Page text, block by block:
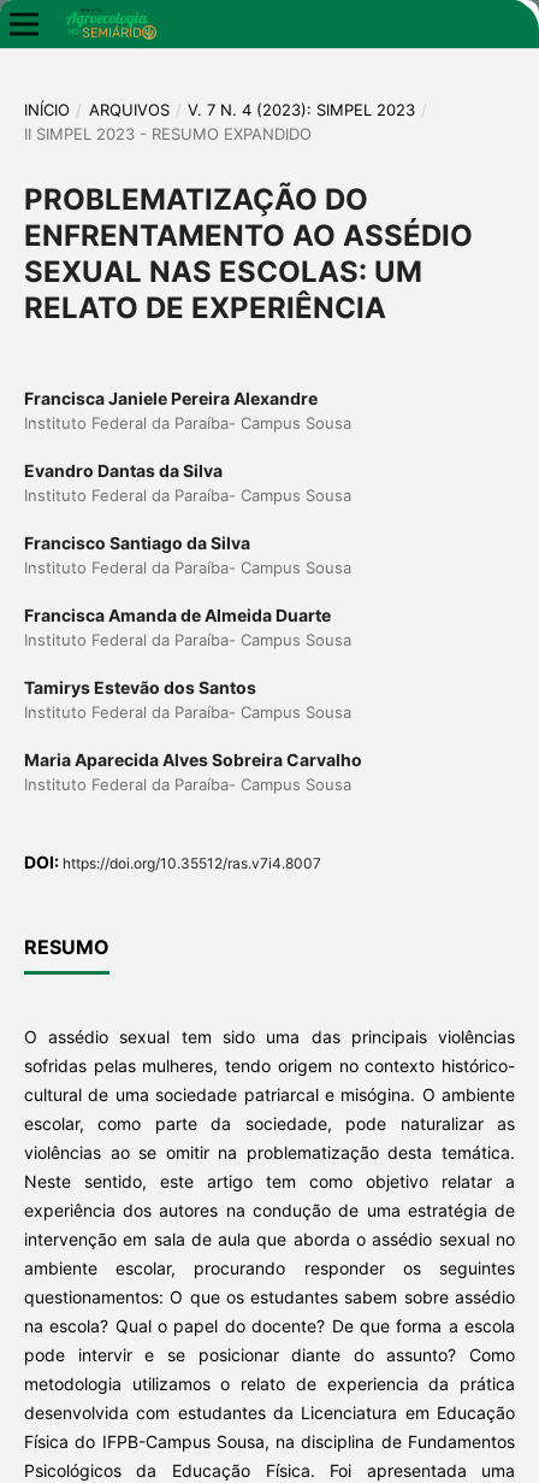
INÍCIO / ARQUIVOS / V. 7 N. 4 (2023): SIMPEL 2023 /
II SIMPEL 2023 - RESUMO EXPANDIDO
PROBLEMATIZAÇÃO DO
ENFRENTAMENTO AO ASSÉDIO
SEXUAL NAS ESCOLAS: UM
RELATO DE EXPERIÊNCIA
Francisca Janiele Pereira Alexandre
Instituto Federal da Paraíba- Campus Sousa
Evandro Dantas da Silva
Instituto Federal da Paraíba- Campus Sousa
Francisco Santiago da Silva
Instituto Federal da Paraíba- Campus Sousa
Francisca Amanda de Almeida Duarte
Instituto Federal da Paraíba- Campus Sousa
Tamirys Estevão dos Santos
Instituto Federal da Paraíba- Campus Sousa
Maria Aparecida Alves Sobreira Carvalho
Instituto Federal da Paraíba- Campus Sousa
DOI: https://doi.org/10.35512/ras.v7i4.8007
RESUMO
O assédio sexual tem sido uma das principais violências
sofridas pelas mulheres, tendo origem no contexto histórico-
cultural de uma sociedade patriarcal e misógina. O ambiente
escolar, como parte da sociedade, pode naturalizar as
violências ao se omitir na problematização desta temática.
Neste sentido, este artigo tem como objetivo relatar a
experiência dos autores na condução de uma estratégia de
intervenção em sala de aula que aborda o assédio sexual no
ambiente escolar, procurando responder os seguintes
questionamentos: O que os estudantes sabem sobre assédio
na escola? Qual o papel do docente? De que forma a escola
pode intervir e se posicionar diante do assunto? Como
metodologia utilizamos o relato de experiencia da prática
desenvolvida com estudantes da Licenciatura em Educação
Física do IFPB-Campus Sousa, na disciplina de Fundamentos
Psicológicos da Educação Física. Foi apresentada uma